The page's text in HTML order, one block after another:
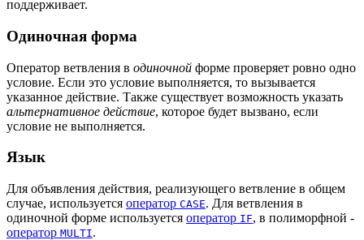
поддерживает.
Одиночная форма
Оператор ветвления в одиночной форме проверяет ровно одно
условие. Если это условие выполняется, то вызывается
указанное действие. Также существует возможность указать
альтернативное действие, которое будет вызвано, если
условие не выполняется.
Язык
Для объявления действия, реализующего ветвление в общем
случае, используется оператор CASE. Для ветвления в
одиночной форме используется оператор IF, в полиморфной -
оператор MULTI.